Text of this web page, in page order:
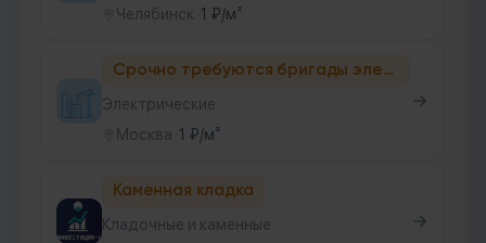
Челябинск ·1 ₽/м²
Срочно требуются бригады электромонтажников
Электрические
Москва ·1 ₽/м²
Каменная кладка
Кладочные и каменные